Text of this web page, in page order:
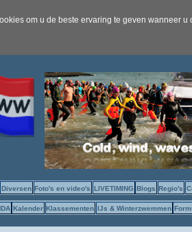
om u de beste ervaring te geven wanneer
Diversen Foto's en video's LIVETIMING Blogs Regio's
Kalender Klassementen IJs & Winterzwemmen